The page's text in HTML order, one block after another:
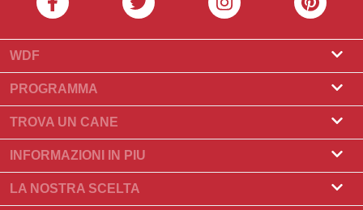
WDF
Riguardo a noi
Cos'è World Dog Finder
Quali associazioni accettiamo?
Contatto
I nostri partner
PROGRAMMA
Programma Allevatore
Programma per toelettatori
TROVA UN CANE
Trova un allevatore
Compra un cane
Trova una cucciolata
INFORMAZIONI IN PIU
Razze di cani
LA NOSTRA SCELTA